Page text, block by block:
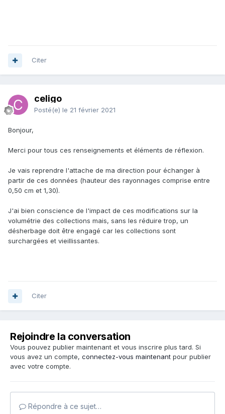
Citer
celigo
Posté(e) le 21 février 2021
Bonjour,
Merci pour tous ces renseignements et éléments de réflexion.
Je vais reprendre l'attache de ma direction pour échanger à
partir de ces données (hauteur des rayonnages comprise entre
0,50 cm et 1,30).
J'ai bien conscience de l'impact de ces modifications sur la
volumétrie des collections mais, sans les réduire trop, un
désherbage doit être engagé car les collections sont
surchargées et vieillissantes.
Citer
Rejoindre la conversation
Vous pouvez publier maintenant et vous inscrire plus tard. Si
vous avez un compte, connectez-vous maintenant pour publier
avec votre compte.
Répondre à ce sujet…